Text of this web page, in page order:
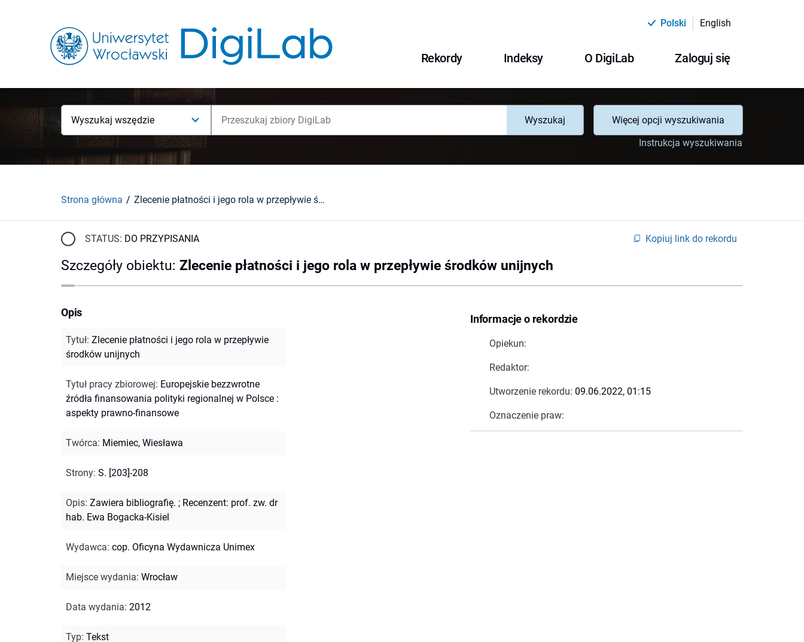
Polski English
Rekordy Indeksy O DigiLab Zaloguj się
Wyszukaj wszędzie Wyszukaj
Więcej opcji wyszukiwania
Instrukcja wyszukiwania
Strona główna Zlecenie płatności i jego rola w przepływie środków unijnych
STATUS: DO PRZYPISANIA Kopiuj link do rekordu
Szczegóły obiektu: Zlecenie płatności i jego rola w przepływie środków unijnych
Informacje o rekordzie
Opiekun:
Redaktor:
Utworzenie rekordu: 09.06.2022, 01:15
Oznaczenie praw:
Opis
Tytuł: Zlecenie płatności i jego rola w przepływie
środków unijnych
Tytuł pracy zbiorowej: Europejskie bezzwrotne
źródła finansowania polityki regionalnej w Polsce :
aspekty prawno-finansowe
Twórca: Miemiec, Wiesława
Strony: S. [203]-208
Opis: Zawiera bibliografię. ; Recenzent: prof. zw. dr
hab. Ewa Bogacka-Kisiel
Wydawca: cop. Oficyna Wydawnicza Unimex
Miejsce wydania: Wrocław
Data wydania: 2012
Typ: Tekst